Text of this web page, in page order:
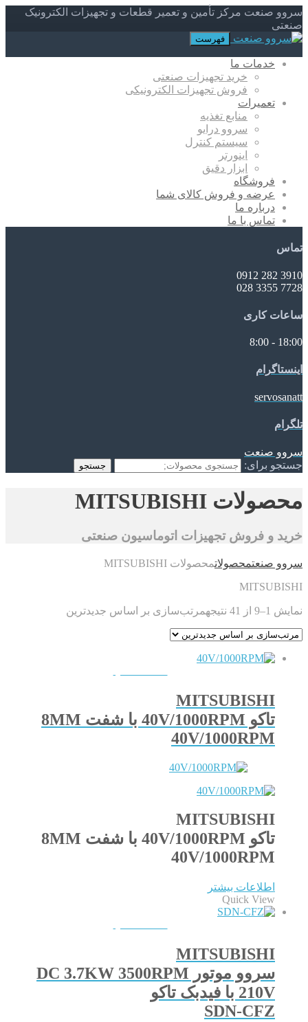
سروو صنعت مرکز تأمین و تعمیر قطعات و تجهیزات الکترونیک
صنعتی
فهرست
خدمات ما
خرید تجهیزات صنعتی
فروش تجهیزات الکترونیکی
تعمیرات
منابع تغذیه
سروو درایو
سیستم کنترل
اینورتر
ابزار دقیق
فروشگاه
عرضه و فروش کالای شما
درباره ما
تماس با ما
تماس
3910 282 0912
7728 3355 028
ساعات کاری
18:00 - 8:00
اینستاگرام
servosanatt
تلگرام
سروو صنعت
جستجو برای:
جستجو
محصولات MITSUBISHI
خرید و فروش تجهیزات اتوماسیون صنعتی
سروو صنعتمحصولاتمحصولات MITSUBISHI
MITSUBISHI
نمایش 1–9 از 41 نتیجه مرتب‌سازی بر اساس جدیدترین
MITSUBISHI
تاکو 40V/1000RPM با شفت 8MM
40V/1000RPM
MITSUBISHI
تاکو 40V/1000RPM با شفت 8MM
40V/1000RPM
اطلاعات بیشتر
Quick View
MITSUBISHI
سروو موتور DC 3.7KW 3500RPM
210V با فیدبک تاکو
SDN-CFZ